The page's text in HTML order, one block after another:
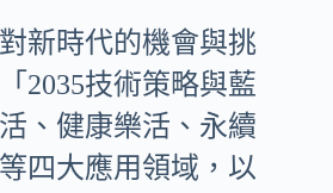
新時代的機會與挑
2035技術策略與藍
、健康樂活、永續
四大應用領域，以